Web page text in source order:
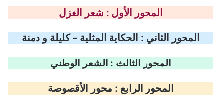
المحور الأول : شعر الغزل
المحور الثاني : الحكاية المثلية – كليلة و دمنة
المحور الثالث : الشعر الوطني
المحور الرابع : محور الأقصوصة